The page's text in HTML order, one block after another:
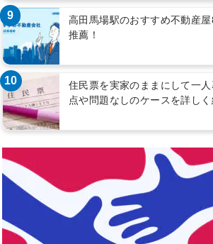
9
高田馬場駅のおすすめ不動産
推薦！
10
住民票を実家のままにして一
点や問題なしのケースを詳しく